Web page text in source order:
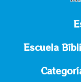
Escuela